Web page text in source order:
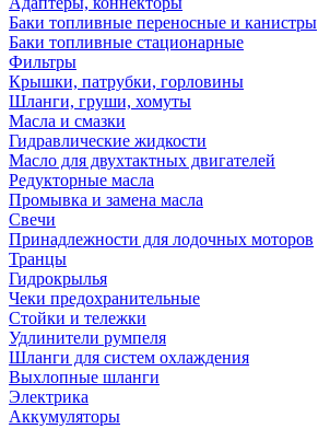
Баки топливные переносные и канистры
Баки топливные стационарные
Фильтры
Крышки, патрубки, горловины
Шланги, груши, хомуты
Масла и смазки
Гидравлические жидкости
Масло для двухтактных двигателей
Редукторные масла
Промывка и замена масла
Свечи
Принадлежности для лодочных моторов
Транцы
Гидрокрылья
Чеки предохранительные
Стойки и тележки
Удлинители румпеля
Шланги для систем охлаждения
Выхлопные шланги
Электрика
Аккумуляторы